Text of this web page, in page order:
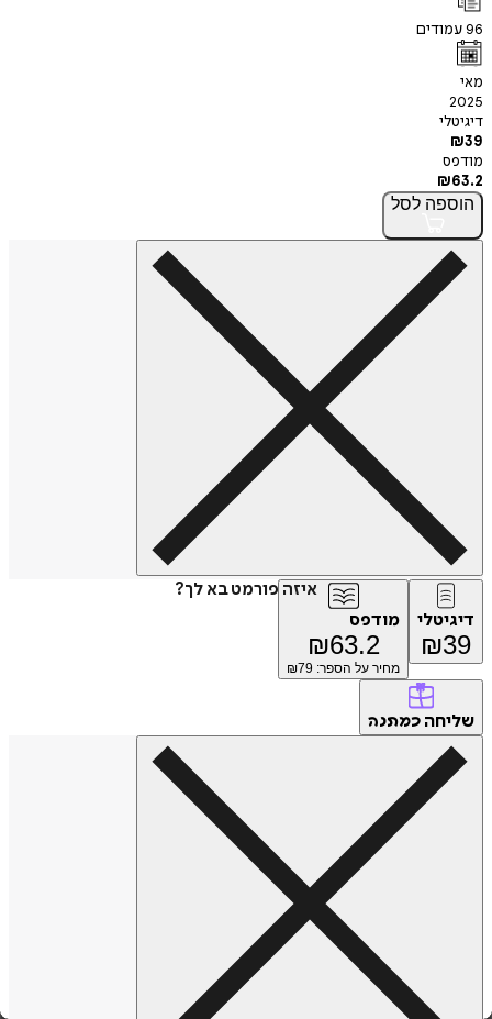
96עמודים
מאי
2025
דיגיטלי
₪39
מודפס
₪63.2
הוספה לסל
איזה פורמט בא לך?
דיגיטלי
₪39
מודפס
₪63.2
מחיר על הספר: ₪ 79
שליחה כמתנה